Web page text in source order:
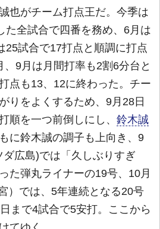
也がチーム打点王だ。今季は
た全試合で四番を務め、6月は
25試合で17打点と順調に打点
、9月は月間打率も2割6分台と
点も13、12に終わった。チー
りをよくするため、9月28日
順を一つ前倒しにし、 鈴木誠
に鈴木誠の調子も上向き、9
ダ広島)では「久しぶりすぎ
弾丸ライナーの19号、10月
）では、5年連続となる20号
まで4試合で5安打。ここから